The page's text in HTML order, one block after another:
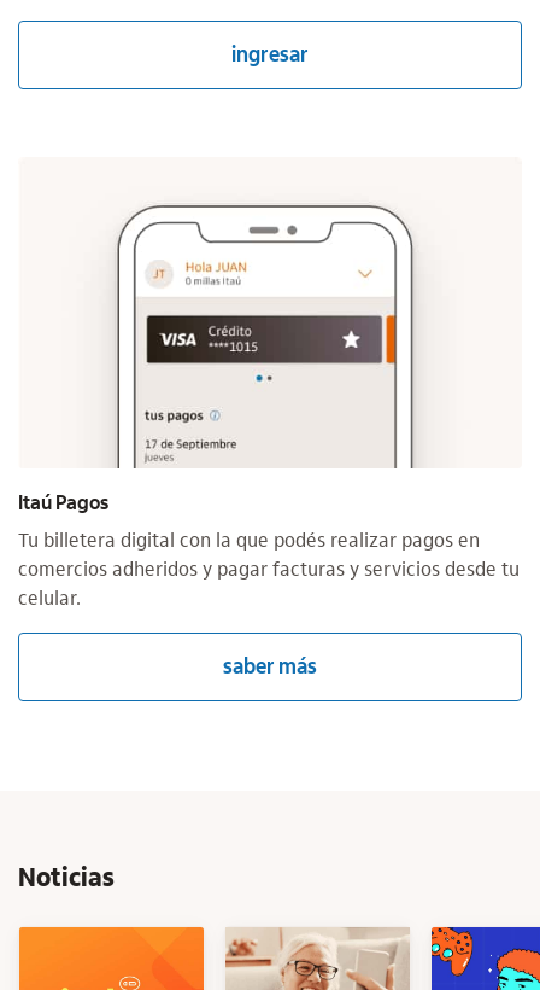
ingresar
Itaú Pagos
Tu billetera digital con la que podés realizar pagos en
comercios adheridos y pagar facturas y servicios desde tu
celular.
saber más
Noticias